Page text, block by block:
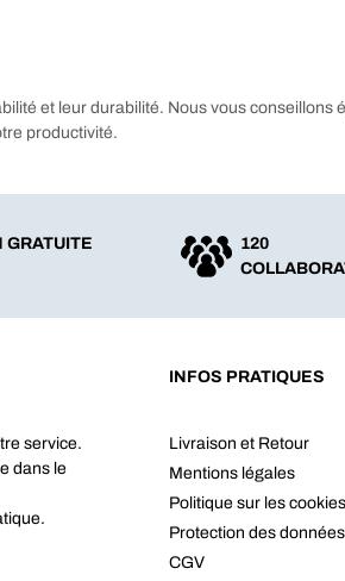
et leur durabilité. Nous vous
productivité.
GRATUITE
120
service.
dans le
INFOS PRATIQUES
Livraison et Retour
Mentions légales
Politique sur les cookies
Protection des données
CGV